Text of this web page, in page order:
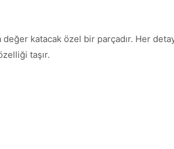
katacak özel bir parçadır. Her
taşır.